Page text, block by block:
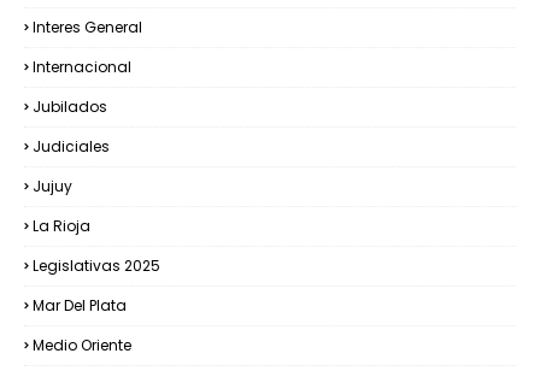
Interes General
Internacional
Jubilados
Judiciales
Jujuy
La Rioja
Legislativas 2025
Mar Del Plata
Medio Oriente